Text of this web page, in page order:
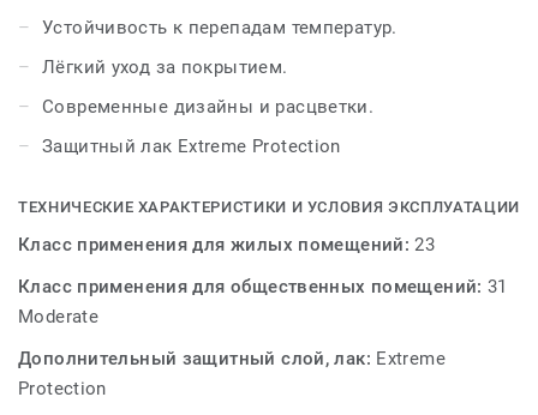
Устойчивость к перепадам температур.
Лёгкий уход за покрытием.
Современные дизайны и расцветки.
Защитный лак Extreme Protection
ТЕХНИЧЕСКИЕ ХАРАКТЕРИСТИКИ И УСЛОВИЯ ЭКСПЛУАТАЦИИ
Класс применения для жилых помещений:23
Класс применения для общественных помещений:31
Moderate
Дополнительный защитный слой, лак: Extreme
Protection